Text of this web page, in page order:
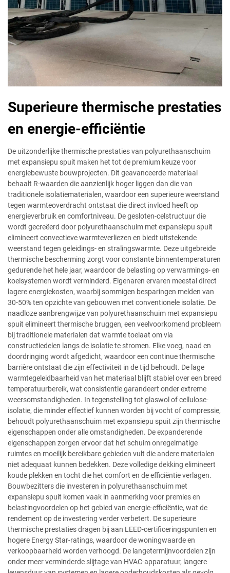
Superieure thermische prestaties
en energie-efficiëntie
De uitzonderlijke thermische prestaties van polyurethaanschuim
met expansiepu spuit maken het tot de premium keuze voor
energiebewuste bouwprojecten. Dit geavanceerde materiaal
behaalt R-waarden die aanzienlijk hoger liggen dan die van
traditionele isolatiematerialen, waardoor een superieure weerstand
tegen warmteoverdracht ontstaat die direct invloed heeft op
energieverbruik en comfortniveau. De gesloten-celstructuur die
wordt gecreëerd door polyurethaanschuim met expansiepu spuit
elimineert convectieve warmteverliezen en biedt uitstekende
weerstand tegen geleidings- en stralingswarmte. Deze uitgebreide
thermische bescherming zorgt voor constante binnentemperaturen
gedurende het hele jaar, waardoor de belasting op verwarmings- en
koelsystemen wordt verminderd. Eigenaren ervaren meestal direct
lagere energiekosten, waarbij sommigen besparingen melden van
30-50% ten opzichte van gebouwen met conventionele isolatie. De
naadloze aanbrengwijze van polyurethaanschuim met expansiepu
spuit elimineert thermische bruggen, een veelvoorkomend probleem
bij traditionele materialen dat warmte toelaat om via
constructiedelen langs de isolatie te stromen. Elke voeg, naad en
doordringing wordt afgedicht, waardoor een continue thermische
barrière ontstaat die zijn effectiviteit in de tijd behoudt. De lage
warmtegeleidbaarheid van het materiaal blijft stabiel over een breed
temperatuurbereik, wat consistentie garandeert onder extreme
weersomstandigheden. In tegenstelling tot glaswol of cellulose-
isolatie, die minder effectief kunnen worden bij vocht of compressie,
behoudt polyurethaanschuim met expansiepu spuit zijn thermische
eigenschappen onder alle omstandigheden. De expanderende
eigenschappen zorgen ervoor dat het schuim onregelmatige
ruimtes en moeilijk bereikbare gebieden vult die andere materialen
niet adequaat kunnen bedekken. Deze volledige dekking elimineert
koude plekken en tocht die het comfort en de efficiëntie verlagen.
Bouwbezitters die investeren in polyurethaanschuim met
expansiepu spuit komen vaak in aanmerking voor premies en
belastingvoordelen op het gebied van energie-efficiëntie, wat de
rendement op de investering verder verbetert. De superieure
thermische prestaties dragen bij aan LEED-certificeringspunten en
hogere Energy Star-ratings, waardoor de woningwaarde en
verkoopbaarheid worden verhoogd. De langetermijnvoordelen zijn
onder meer verminderde slijtage van HVAC-apparatuur, langere